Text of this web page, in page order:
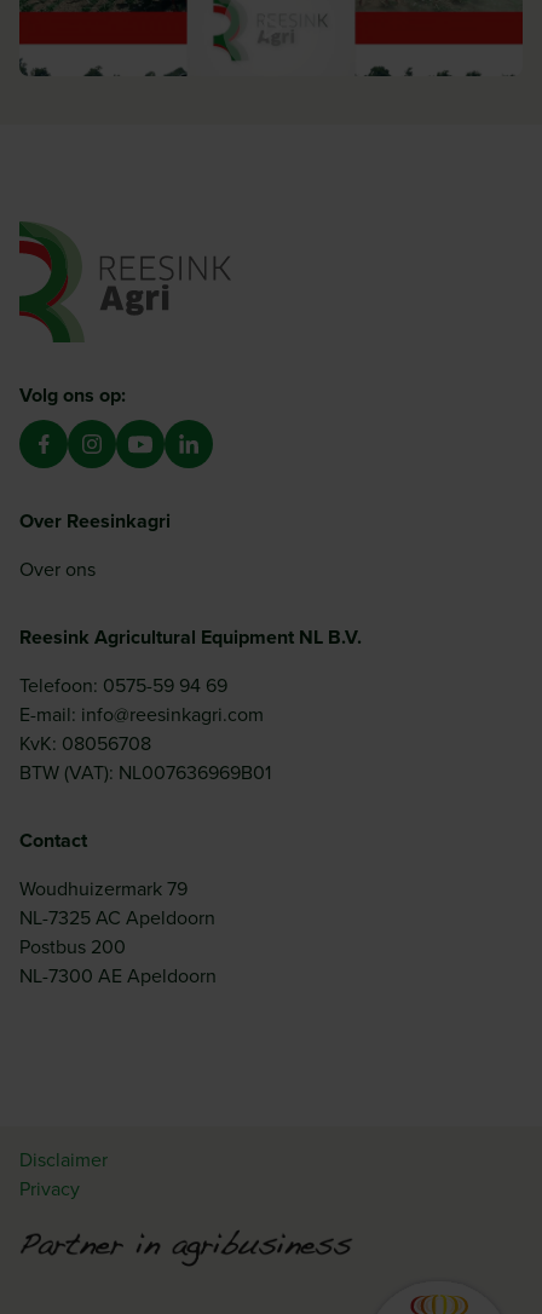
Volg ons op:
Over Reesinkagri
Over ons
Reesink Agricultural Equipment NL B.V.
Telefoon: 0575-59 94 69
E-mail: info@reesinkagri.com
KvK: 08056708
BTW (VAT): NL007636969B01
Contact
Woudhuizermark 79
NL-7325 AC Apeldoorn
Postbus 200
NL-7300 AE Apeldoorn
Disclaimer
Privacy